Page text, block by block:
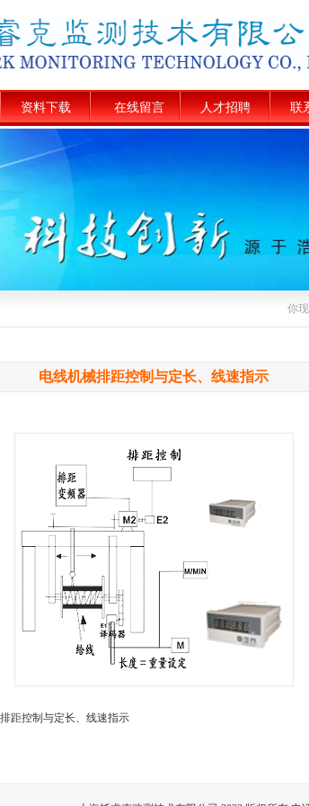
资料下载 在线留言 人才招聘 联
你
电线机械排距控制与定长、线速指示
与定长、线速指示